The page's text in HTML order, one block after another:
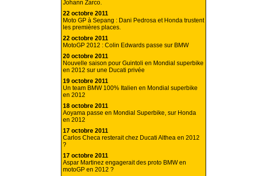
Johann Zarco.
22 octobre 2011
Moto GP à Sepang : Dani Pedrosa et Honda trustent
les premières places.
22 octobre 2011
MotoGP 2012 : Colin Edwards passe sur BMW
20 octobre 2011
Nouvelle saison pour Guintoli en Mondial superbike
en 2012 sur une Ducati privée
19 octobre 2011
Un team BMW 100% Italien en Mondial superbike
en 2012
18 octobre 2011
Aoyama passe en Mondial Superbike, sur Honda
en 2012
17 octobre 2011
Carlos Checa resterait chez Ducati Althea en 2012
?
17 octobre 2011
Aspar Martinez engagerait des proto BMW en
motoGP en 2012 ?